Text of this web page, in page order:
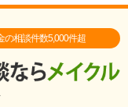
の相談件数5,000件超